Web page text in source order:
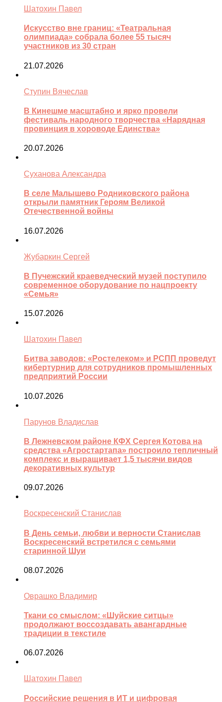
Шатохин Павел
Искусство вне границ: «Театральная
олимпиада» собрала более 55 тысяч
участников из 30 стран
21.07.2026
Ступин Вячеслав
В Кинешме масштабно и ярко провели
фестиваль народного творчества «Нарядная
провинция в хороводе Единства»
20.07.2026
Суханова Александра
В селе Малышево Родниковского района
открыли памятник Героям Великой
Отечественной войны
16.07.2026
Жубаркин Сергей
В Пучежский краеведческий музей поступило
современное оборудование по нацпроекту
«Семья»
15.07.2026
Шатохин Павел
Битва заводов: «Ростелеком» и РСПП проведут
кибертурнир для сотрудников промышленных
предприятий России
10.07.2026
Парунов Владислав
В Лежневском районе КФХ Сергея Котова на
средства «Агростартапа» построило тепличный
комплекс и выращивает 1,5 тысячи видов
декоративных культур
09.07.2026
Воскресенский Станислав
В День семьи, любви и верности Станислав
Воскресенский встретился с семьями
старинной Шуи
08.07.2026
Оврашко Владимир
Ткани со смыслом: «Шуйские ситцы»
продолжают воссоздавать авангардные
традиции в текстиле
06.07.2026
Шатохин Павел
Российские решения в ИТ и цифровая